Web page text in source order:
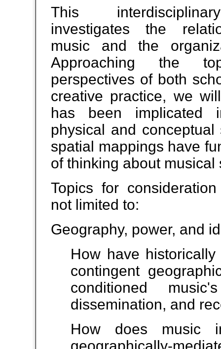
This
investigates the
music and the
Approaching the
perspectives of both
creative practice, we
has been implicated
physical and
spatial mappings have
of thinking about musical
Topics for
not limited to:
Geography, power, and
How have
contingent
conditioned
dissemination, and
How does music